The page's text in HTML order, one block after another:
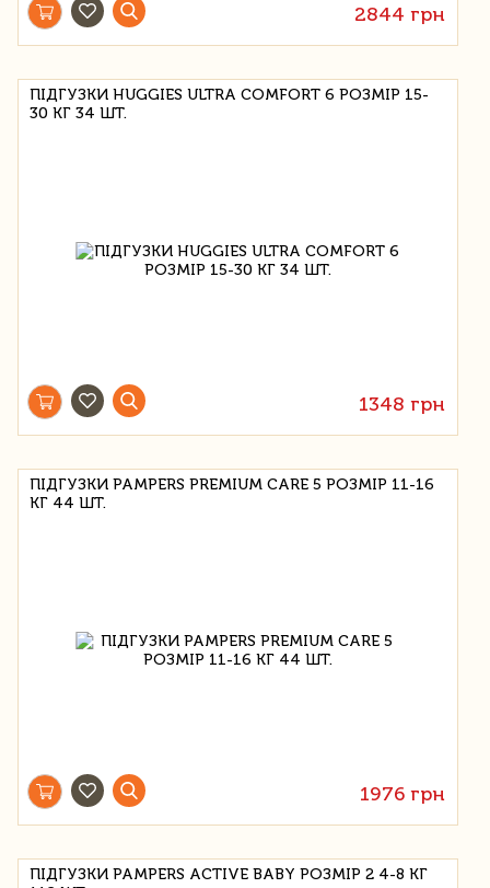
2844 грн
ПІДГУЗКИ HUGGIES ULTRA COMFORT 6 РОЗМІР 15-
30 КГ 34 ШТ.
1348 грн
ПІДГУЗКИ PAMPERS PREMIUM CARE 5 РОЗМІР 11-16
КГ 44 ШТ.
1976 грн
ПІДГУЗКИ PAMPERS ACTIVE BABY РОЗМІР 2 4-8 КГ